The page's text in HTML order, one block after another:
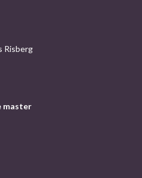
Risberg
master